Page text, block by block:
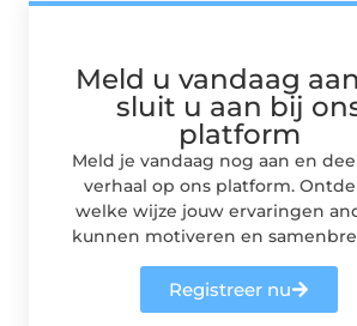
Meld u vandaag
sluit u aan bij
platform
Meld je vandaag nog aan en
verhaal op ons platform.
welke wijze jouw ervaringen
kunnen motiveren en
Registreer nu